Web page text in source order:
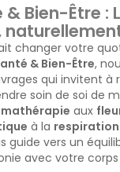
& Bien-Être :
changer votre
& Bien-Être,
qui invitent à
soin de soi de
aux
à la
guide vers un
avec votre